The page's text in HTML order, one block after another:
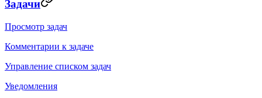
Задачи
Просмотр задач
Комментарии к задаче
Управление списком задач
Уведомления